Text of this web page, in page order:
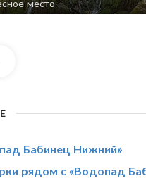
место
Бабинец Нижний»
рядом с «Водопад